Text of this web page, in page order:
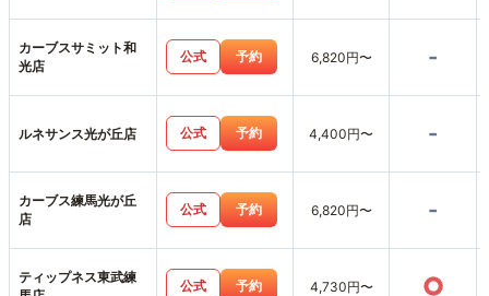
カーブスサミット和
光店
公式 予約 6,820円〜 -
ルネサンス光が丘店 公式 予約 4,400円〜 -
カーブス練馬光が丘
店
公式 予約 6,820円〜 -
ティップネス東武練
公式 予約 4,730円〜 ○